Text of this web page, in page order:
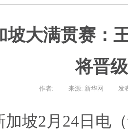
坡大满贯赛：
将晋
作者: 来源: 新华网 发
加坡2月24日电